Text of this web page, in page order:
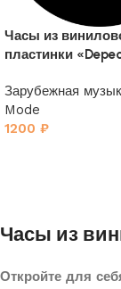
Часы из
пластинки
Зарубежная
Mode
1200 ₽
Часы из
Откройте для